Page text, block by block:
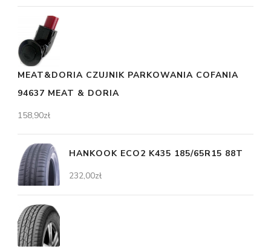
MEAT&DORIA CZUJNIK PARKOWANIA COFANIA
94637 MEAT & DORIA
158,90zł
HANKOOK ECO2 K435 185/65R15 88T
232,00zł